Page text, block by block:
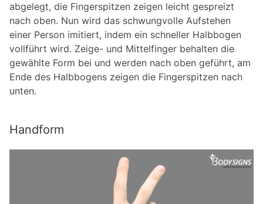
abgelegt, die Fingerspitzen zeigen leicht gespreizt
nach oben. Nun wird das schwungvolle Aufstehen
einer Person imitiert, indem ein schneller Halbbogen
vollführt wird. Zeige- und Mittelfinger behalten die
gewählte Form bei und werden nach oben geführt, am
Ende des Halbbogens zeigen die Fingerspitzen nach
unten.
Handform